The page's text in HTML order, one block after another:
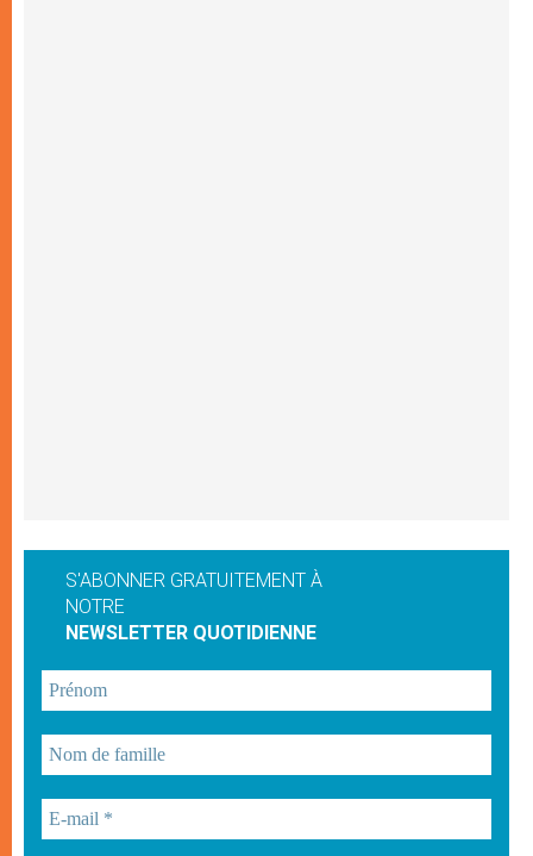
S'ABONNER GRATUITEMENT À
NOTRE
NEWSLETTER QUOTIDIENNE